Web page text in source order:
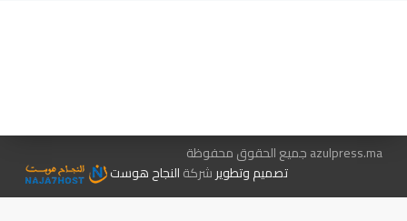
azulpress.ma جميع الحقوق محفوظة
تصميم وتطويرشركةالنجاح هوست